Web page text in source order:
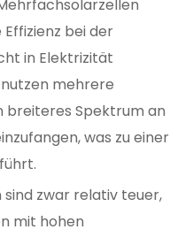
bei der
in Elektrizität
mehrere
breiteres Spektrum an
was zu einer
zwar relativ teuer,
mit hohen